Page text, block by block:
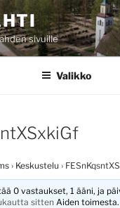
sivuille
Valikko
› Keskustelu ›
0 vastaukset, 1 ääni, ja
sitten Aiden toimesta.